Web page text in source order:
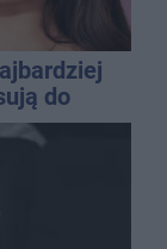
do